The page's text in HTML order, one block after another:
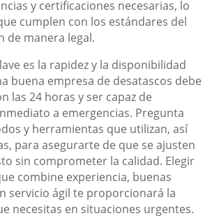
y certificaciones necesarias, lo
cumplen con los estándares del
de manera legal.
es la rapidez y la disponibilidad
buena empresa de desatascos debe
las 24 horas y ser capaz de
a emergencias. Pregunta
y herramientas que utilizan, así
para asegurarte de que se ajusten
sin comprometer la calidad. Elegir
combine experiencia, buenas
servicio ágil te proporcionará la
necesitas en situaciones urgentes.